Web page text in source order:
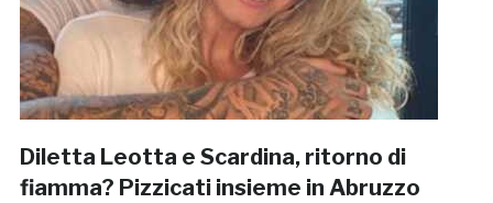
Diletta Leotta e Scardina, ritorno di
fiamma? Pizzicati insieme in Abruzzo